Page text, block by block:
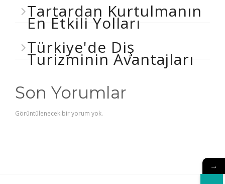
Tartardan Kurtulmanın
En Etkili Yolları
Türkiye'de Diş
Turizminin Avantajları
Son Yorumlar
Görüntülenecek bir yorum yok.
→